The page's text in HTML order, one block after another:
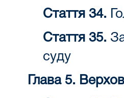
Стаття 34.
Стаття 35.
суду
Глава 5.